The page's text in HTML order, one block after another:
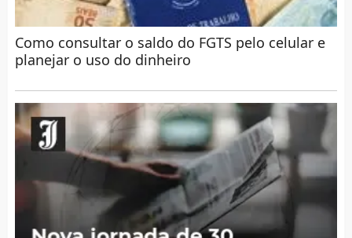
Como consultar o saldo do FGTS pelo celular e
planejar o uso do dinheiro